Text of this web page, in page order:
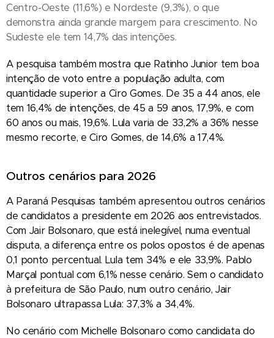
Centro-Oeste (11,6%) e Nordeste (9,3%), o que
demonstra ainda grande margem para crescimento. No
Sudeste ele tem 14,7% das intenções.
A pesquisa também mostra que Ratinho Junior tem boa
intenção de voto entre a população adulta, com
quantidade superior a Ciro Gomes. De 35 a 44 anos, ele
tem 16,4% de intenções, de 45 a 59 anos, 17,9%, e com
60 anos ou mais, 19,6%. Lula varia de 33,2% a 36% nesse
mesmo recorte, e Ciro Gomes, de 14,6% a 17,4%.
Outros cenários para 2026
A Paraná Pesquisas também apresentou outros cenários
de candidatos a presidente em 2026 aos entrevistados.
Com Jair Bolsonaro, que está inelegível, numa eventual
disputa, a diferença entre os polos opostos é de apenas
0,1 ponto percentual. Lula tem 34% e ele 33,9%. Pablo
Marçal pontual com 6,1% nesse cenário. Sem o candidato
à prefeitura de São Paulo, num outro cenário, Jair
Bolsonaro ultrapassa Lula: 37,3% a 34,4%.
No cenário com Michelle Bolsonaro como candidata do